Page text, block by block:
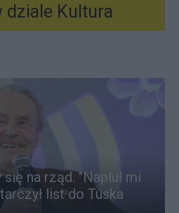
dziale Kultura
na rząd. "Napluł mi
list do Tuska